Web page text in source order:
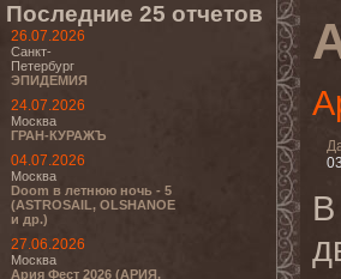
Последние 25 отчетов
26.07.2026
Санкт-
Петербург
ЭПИДЕМИЯ
24.07.2026
Москва
ГРАН-КУРАЖЪ
04.07.2026
Москва
Doom в летнюю ночь - 5
(ASTROSAIL, OLSHANOE
и др.)
27.06.2026
Москва
Ария Фест 2026 (АРИЯ,